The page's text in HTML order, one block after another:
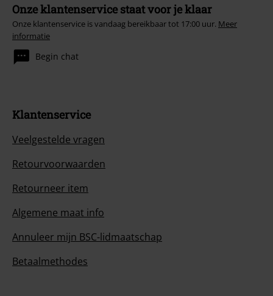
Onze klantenservice staat voor je klaar
Onze klantenservice is vandaag bereikbaar tot 17:00 uur. Meer
informatie
Begin chat
Klantenservice
Veelgestelde vragen
Retourvoorwaarden
Retourneer item
Algemene maat info
Annuleer mijn BSC-lidmaatschap
Betaalmethodes